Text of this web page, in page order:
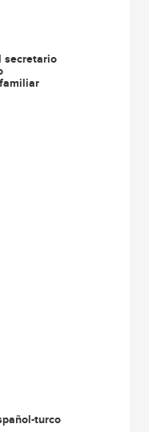
secretario
turco